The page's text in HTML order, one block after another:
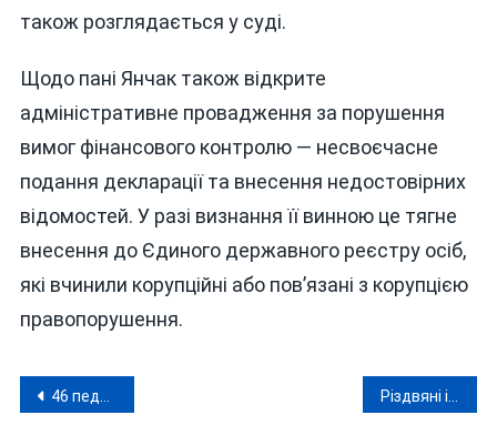
також розглядається у суді.
Щодо пані Янчак також відкрите
адміністративне провадження за порушення
вимог фінансового контролю — несвоєчасне
подання декларації та внесення недостовірних
відомостей. У разі визнання її винною це тягне
внесення до Єдиного державного реєстру осіб,
які вчинили корупційні або пов’язані з корупцією
правопорушення.
Навігація
46 педагогів України отримали премії Верховної Ради, двоє — з Вінниччини